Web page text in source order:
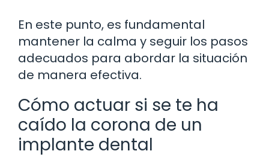
En este punto, es fundamental
mantener la calma y seguir los pasos
adecuados para abordar la situación
de manera efectiva.
Cómo actuar si se te ha
caído la corona de un
implante dental